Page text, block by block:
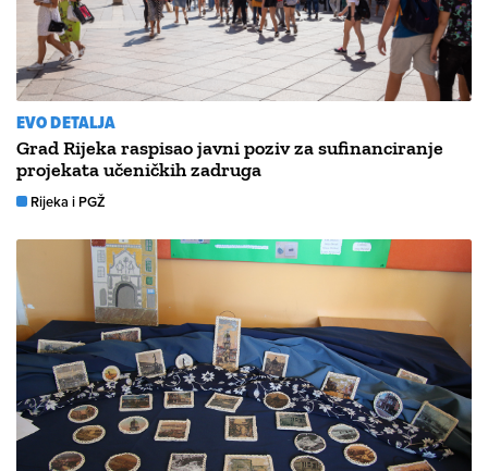
EVO DETALJA
Grad Rijeka raspisao javni poziv za sufinanciranje
projekata učeničkih zadruga
Rijeka i PGŽ